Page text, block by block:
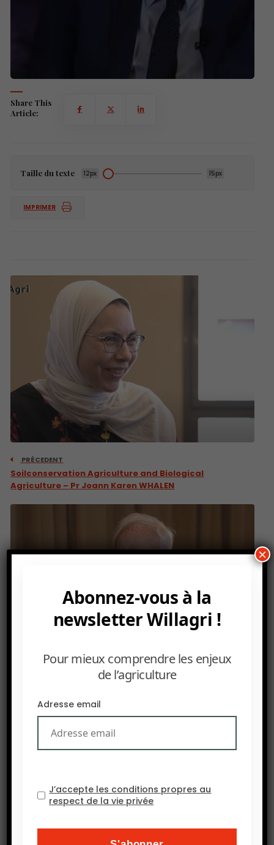
Share This
Article:
Taille du texte 12px 15px
IMPRIMER
PRÉCEDENT
Soilconservation Agriculture and Biological
Agriculture – Pr Joann Karen WHALEN
Abonnez-vous à la
newsletter Willagri !
Pour mieux comprendre les enjeux
de l’agriculture
Adresse email
J’accepte les conditions propres au
respect de la vie privée
×